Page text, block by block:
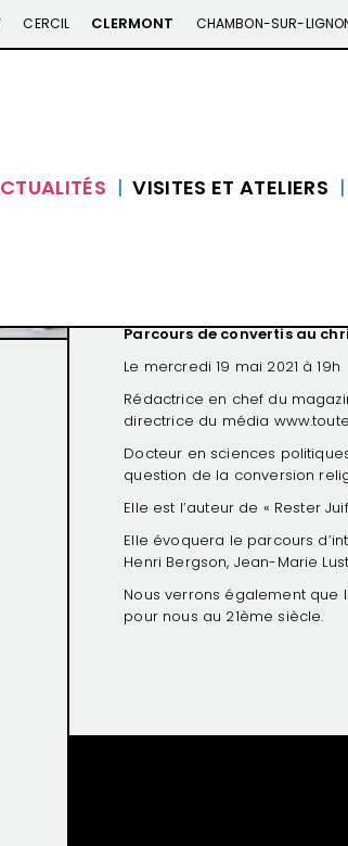
CERCIL CLERMONT CHAMBON-SUR-
VISITES ET ATELIERS
VIDÉO
Parcours de convertis au
Le mercredi 19 mai 2021 à 19h
Rédactrice en chef du
directrice du média
Docteur en sciences
question de la conversion
Elle est l’auteur de « Rester
Elle évoquera le parcours
Henri Bergson, Jean-Marie
Nous verrons également que
pour nous au 21ème siècle.